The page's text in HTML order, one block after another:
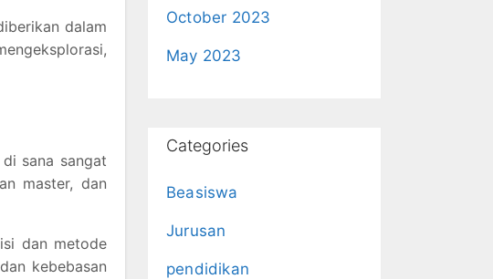
dalam
sana sangat
master, dan
dan metode
kebebasan
October 2023
May 2023
Categories
Beasiswa
Jurusan
pendidikan